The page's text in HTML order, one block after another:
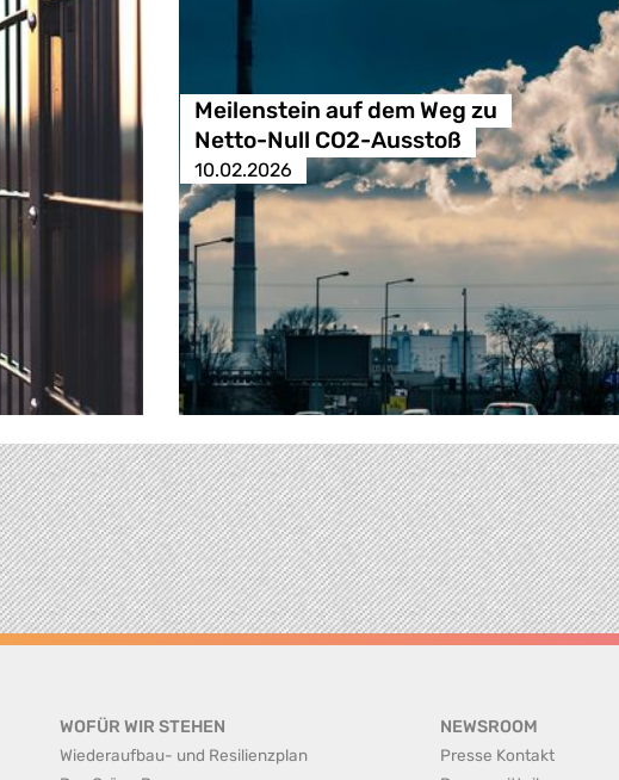
Meilenstein auf dem Weg zu
Netto-Null CO2-Ausstoß
10.02.2026
WOFÜR WIR STEHEN
Wiederaufbau- und Resilienzplan
NEWSROOM
Presse Kontakt